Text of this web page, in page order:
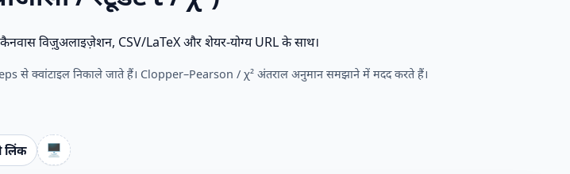
लिंक 🖥️
विज़ुअलाइज़ेशन, CSV/LaTeX और शेयर‑योग्य URL के साथ।
क्वांटाइल निकाले जाते हैं। Clopper–Pearson / χ² अंतराल अनुमान समझाने में मदद करते हैं।